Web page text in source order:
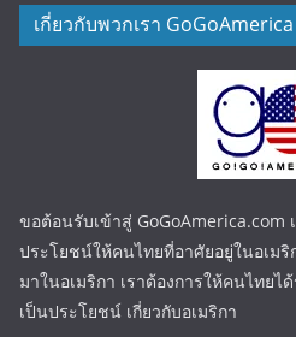
เกี่ยวกับพวกเรา GoGoAmerica
ขอต้อนรับเข้าสู่ GoGoAmerica.com
ประโยชน์ให้คนไทยที่อาศัยอยู่ในอเมริ
มาในอเมริกา เราต้องการให้คนไทยไ
เป็นประโยชน์ เกี่ยวกับอเมริกา